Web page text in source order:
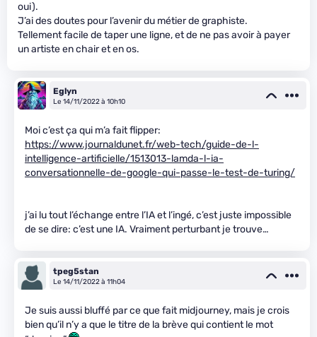
oui).
J’ai des doutes pour l’avenir du métier de graphiste.
Tellement facile de taper une ligne, et de ne pas avoir à payer
un artiste en chair et en os.
Eglyn
Le 14/11/2022 à 10h10
Moi c’est ça qui m’a fait flipper:
https://www.journaldunet.fr/web-tech/guide-de-l-
intelligence-artificielle/1513013-lamda-l-ia-
conversationnelle-de-google-qui-passe-le-test-de-turing/
j’ai lu tout l’échange entre l’IA et l’ingé, c’est juste impossible
de se dire: c’est une IA. Vraiment perturbant je trouve…
tpeg5stan
Le 14/11/2022 à 11h04
Je suis aussi bluffé par ce que fait midjourney, mais je crois
bien qu’il n’y a que le titre de la brève qui contient le mot